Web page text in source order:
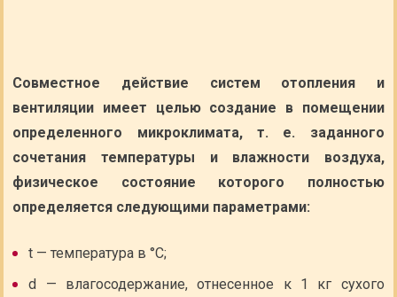
Совместное действие систем отопления и
вентиляции имеет целью создание в помещении
определенного микроклимата, т. е. заданного
сочетания температуры и влажности воздуха,
физическое состояние которого полностью
определяется следующими параметрами:
t — температура в °С;
d — влагосодержание, отнесенное к 1 кг сухого